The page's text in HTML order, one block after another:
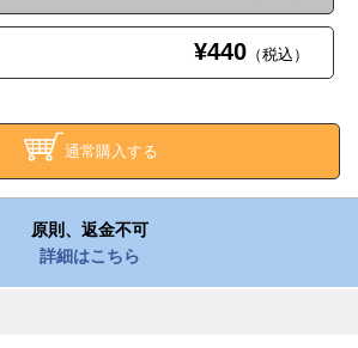
¥440 （税込）
通常購入する
原則、返金不可
詳細はこちら